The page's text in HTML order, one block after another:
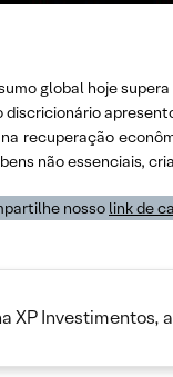
global hoje
recuperação
não essenciais,
nosso link de
XP Investimentos,